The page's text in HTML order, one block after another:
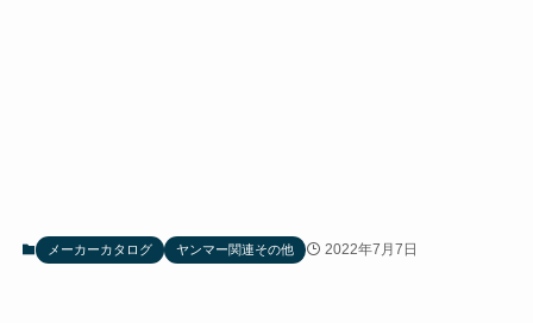
メーカーカタログ ヤンマー関連その他 2022年7月7日